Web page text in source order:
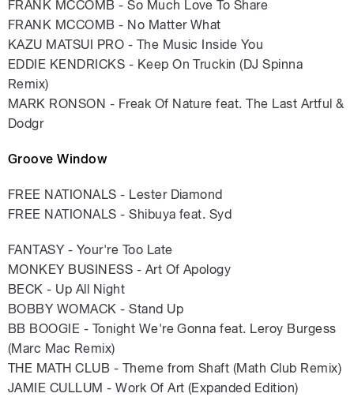
FRANK MCCOMB - So Much Love To Share
FRANK MCCOMB - No Matter What
KAZU MATSUI PRO - The Music Inside You
EDDIE KENDRICKS - Keep On Truckin (DJ Spinna
Remix)
MARK RONSON - Freak Of Nature feat. The Last Artful &
Dodgr
Groove Window
FREE NATIONALS - Lester Diamond
FREE NATIONALS - Shibuya feat. Syd
FANTASY - Your're Too Late
MONKEY BUSINESS - Art Of Apology
BECK - Up All Night
BOBBY WOMACK - Stand Up
BB BOOGIE - Tonight We're Gonna feat. Leroy Burgess
(Marc Mac Remix)
THE MATH CLUB - Theme from Shaft (Math Club Remix)
JAMIE CULLUM - Work Of Art (Expanded Edition)